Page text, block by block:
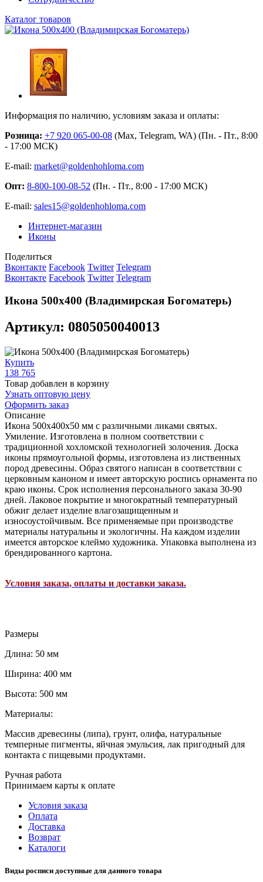
Каталог товаров
Информация по наличию, условиям заказа и оплаты:
Розница: +7 920 065-00-08 (Max, Telegram, WA) (Пн. - Пт., 8:00
- 17:00 МСК)
E-mail: market@goldenhohloma.com
Опт: 8-800-100-08-52 (Пн. - Пт., 8:00 - 17:00 МСК)
E-mail: sales15@goldenhohloma.com
Интернет-магазин
Иконы
Поделиться
Вконтакте Facebook Twitter Telegram
Вконтакте Facebook Twitter Telegram
Икона 500х400 (Владимирская Богоматерь)
Артикул: 0805050040013
Купить
138 765
Товар добавлен в корзину
Узнать оптовую цену
Оформить заказ
Описание
Икона 500х400х50 мм с различными ликами святых.
Умиление. Изготовлена в полном соответствии с
традиционной хохломской технологией золочения. Доска
иконы прямоугольной формы, изготовлена из лиственных
пород древесины. Образ святого написан в соответствии с
церковным каноном и имеет авторскую роспись орнамента по
краю иконы. Срок исполнения персонального заказа 30-90
дней. Лаковое покрытие и многократный температурный
обжиг делает изделие влагозащищенным и
износоустойчивым. Все применяемые при производстве
материалы натуральны и экологичны. На каждом изделии
имеется авторское клеймо художника. Упаковка выполнена из
брендированного картона.
Условия заказа, оплаты и доставки заказа.
Размеры
Длина: 50 мм
Ширина: 400 мм
Высота: 500 мм
Материалы:
Массив древесины (липа), грунт, олифа, натуральные
темперные пигменты, яйчная эмульсия, лак пригодный для
контакта с пищевыми продуктами.
Ручная работа
Принимаем карты к оплате
Условия заказа
Оплата
Доставка
Возврат
Каталоги
Виды росписи доступные для данного товара